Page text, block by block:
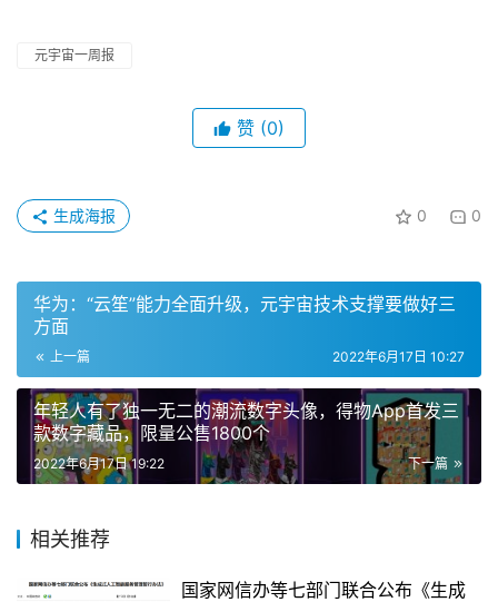
爱好者之间的关系。作为品牌首个NFT，“UNDW3”已在官
宙
控制功能，并推出其第一个虚拟现实监督工具，这是该公司
致力于使其服务对青少年更为安全的部分举措。Meta 在其
虚拟现实产品中也引入了类似的功能，让父母对他们的孩子
在 Quest 头盔中可以做什么有一些发言权。
新的 Instagram 工具目前正在美国推出，本月晚些时候将
进入英国、日本和澳洲等其他国家。Meta 表示应该在今年